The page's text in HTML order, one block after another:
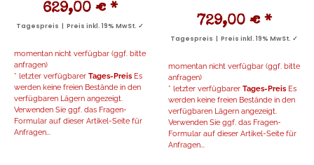
629,00 € *
Tagespreis | Preis inkl. 19% MwSt. ✓
momentan nicht verfügbar (ggf. bitte
anfragen)
* letzter verfügbarer Tages-Preis Es
werden keine freien Bestände in den
verfügbaren Lägern angezeigt.
Verwenden Sie ggf. das Fragen-
Formular auf dieser Artikel-Seite für
Anfragen...
729,00 € *
Tagespreis | Preis inkl. 19% MwSt. ✓
momentan nicht verfügbar (ggf. bitte
anfragen)
* letzter verfügbarer Tages-Preis Es
werden keine freien Bestände in den
verfügbaren Lägern angezeigt.
Verwenden Sie ggf. das Fragen-
Formular auf dieser Artikel-Seite für
Anfragen...